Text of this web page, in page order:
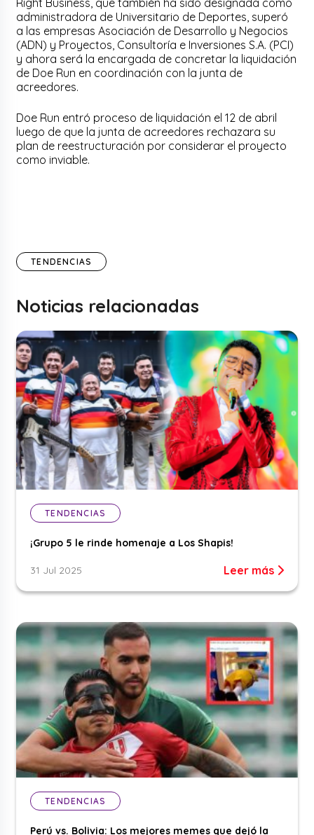
Right Business, que también ha sido designada como
administradora de Universitario de Deportes, superó
a las empresas Asociación de Desarrollo y Negocios
(ADN) y Proyectos, Consultoría e Inversiones S.A. (PCI)
y ahora será la encargada de concretar la liquidación
de Doe Run en coordinación con la junta de
acreedores.
Doe Run entró proceso de liquidación el 12 de abril
luego de que la junta de acreedores rechazara su
plan de reestructuración por considerar el proyecto
como inviable.
TENDENCIAS
Noticias relacionadas
TENDENCIAS
¡Grupo 5 le rinde homenaje a Los Shapis!
31 Jul 2025 Leer más
TENDENCIAS
Perú vs. Bolivia: Los mejores memes que dejó la